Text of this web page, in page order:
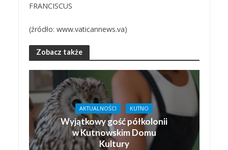
FRANCISCUS
(źródło: www.vaticannews.va)
Zobacz także
AKTUALNOŚCI KUTNO
Wyjątkowy gość półkolonii
w Kutnowskim Domu
Kultury